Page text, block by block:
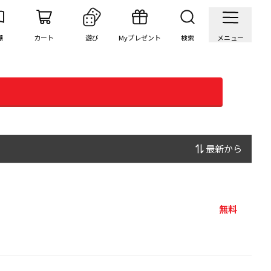
カート 遊び Myプレゼント 検索 メニュー
最新から
無料